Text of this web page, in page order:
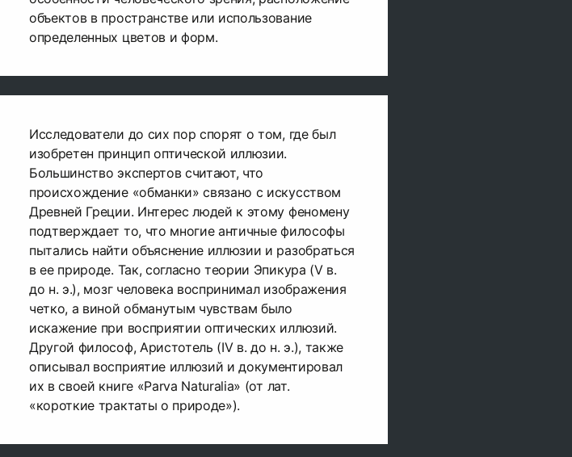
объектов в пространстве или использование
определенных цветов и форм.
Исследователи до сих пор спорят о том, где был
изобретен принцип оптической иллюзии.
Большинство экспертов считают, что
происхождение «обманки» связано с искусством
Древней Греции. Интерес людей к этому феномену
подтверждает то, что многие античные философы
пытались найти объяснение иллюзии и разобраться
в ее природе. Так, согласно теории Эпикура (V в.
до н. э.), мозг человека воспринимал изображения
четко, а виной обманутым чувствам было
искажение при восприятии оптических иллюзий.
Другой философ, Аристотель (IV в. до н. э.), также
описывал восприятие иллюзий и документировал
их в своей книге «Parva Naturalia» (от лат.
«короткие трактаты о природе»).